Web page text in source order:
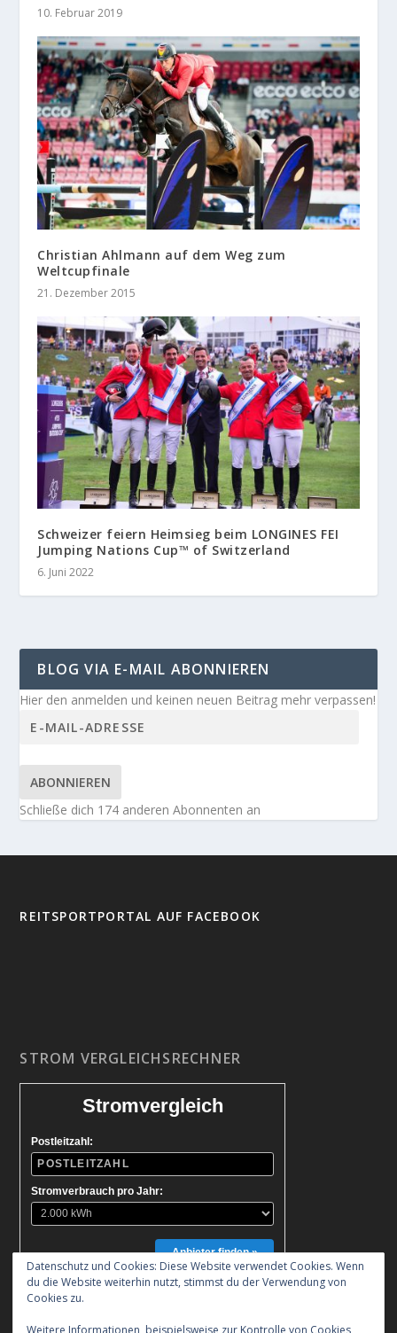
10. Februar 2019
Christian Ahlmann auf dem Weg zum
Weltcupfinale
21. Dezember 2015
Schweizer feiern Heimsieg beim LONGINES FEI
Jumping Nations Cup™ of Switzerland
6. Juni 2022
BLOG VIA E-MAIL ABONNIEREN
Hier den anmelden und keinen neuen Beitrag mehr verpassen!
ABONNIEREN
Schließe dich 174 anderen Abonnenten an
REITSPORTPORTAL AUF FACEBOOK
STROM VERGLEICHSRECHNER
Stromvergleich
Postleitzahl:
Stromverbrauch pro Jahr:
Anbieter finden »
Datenschutz und Cookies: Diese Website verwendet Cookies. Wenn
du die Website weiterhin nutzt, stimmst du der Verwendung von
Cookies zu.
Weitere Informationen, beispielsweise zur Kontrolle von Cookies,